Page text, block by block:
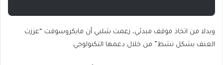
وبدلا من اتخاذ موقف مبدئي، زعمت شلبي أن مايكروسوفت “عززت
العنف بشكل نشط” من خلال دعمها التكنولوجي.